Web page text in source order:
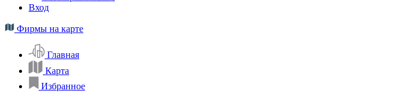
Вход
Фирмы на карте
Главная
Карта
Избранное